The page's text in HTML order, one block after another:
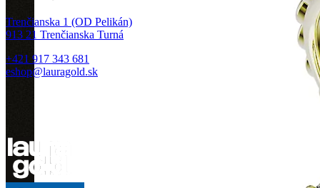
Trenčianska 1 (OD Pelikán)
913 21 Trenčianska Turná
+421 917 343 681
eshop@lauragold.sk